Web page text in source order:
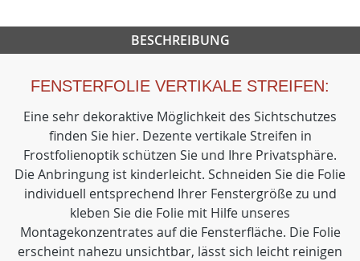
BESCHREIBUNG
FENSTERFOLIE VERTIKALE STREIFEN:
Eine sehr dekoraktive Möglichkeit des Sichtschutzes
finden Sie hier. Dezente vertikale Streifen in
Frostfolienoptik schützen Sie und Ihre Privatsphäre.
Die Anbringung ist kinderleicht. Schneiden Sie die Folie
individuell entsprechend Ihrer Fenstergröße zu und
kleben Sie die Folie mit Hilfe unseres
Montagekonzentrates auf die Fensterfläche. Die Folie
erscheint nahezu unsichtbar, lässt sich leicht reinigen